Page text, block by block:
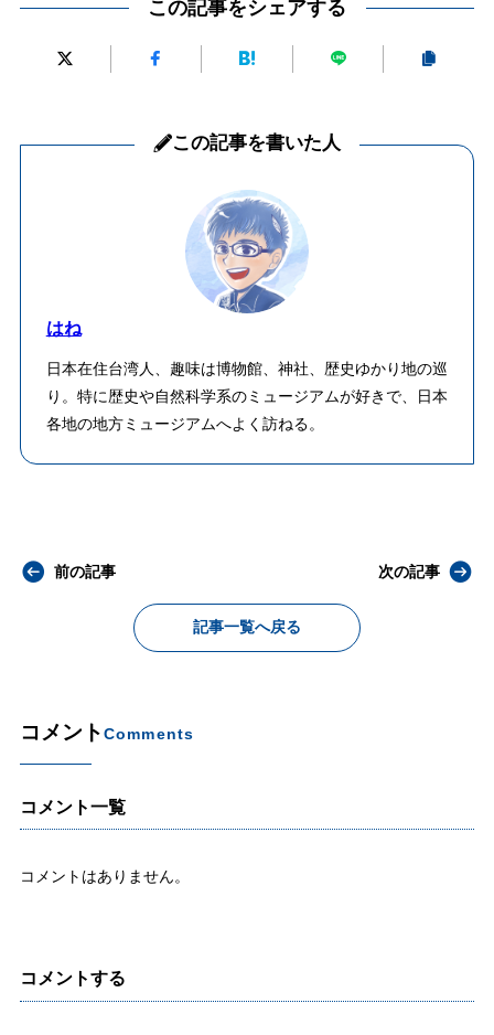
この記事をシェアする
この記事を書いた人
はね
日本在住台湾人、趣味は博物館、神社、歴史ゆかり地の巡
り。特に歴史や自然科学系のミュージアムが好きで、日本
各地の地方ミュージアムへよく訪ねる。
前の記事
記事一覧へ戻る
次の記事
コメントComments
コメント一覧
コメントはありません。
コメントする